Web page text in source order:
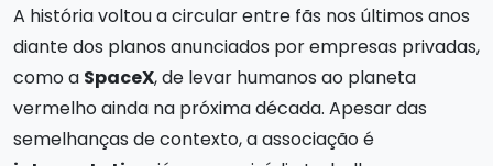
A história voltou a circular entre fãs nos últimos anos
diante dos planos anunciados por empresas privadas,
como a SpaceX, de levar humanos ao planeta
vermelho ainda na próxima década. Apesar das
semelhanças de contexto, a associação é